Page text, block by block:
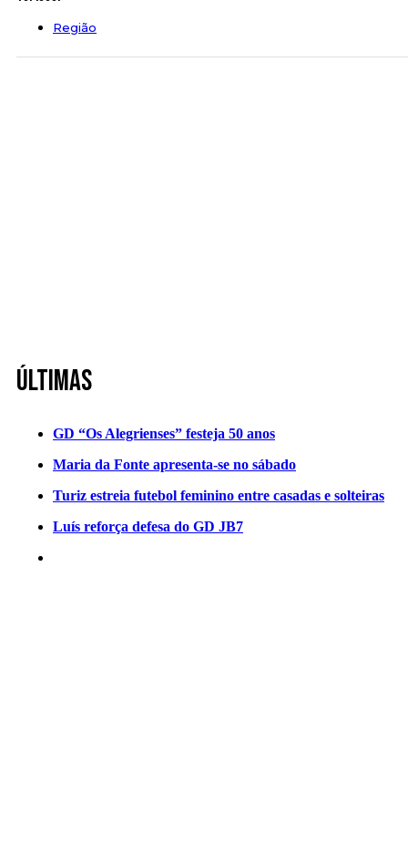
Região
Últimas
GD “Os Alegrienses” festeja 50 anos
Maria da Fonte apresenta-se no sábado
Turiz estreia futebol feminino entre casadas e solteiras
Luís reforça defesa do GD JB7